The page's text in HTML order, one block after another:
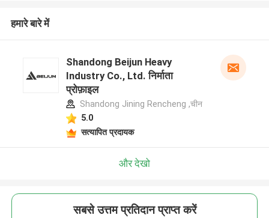
हमारे बारे में
Shandong Beijun Heavy
Industry Co., Ltd. निर्माता
प्रोफ़ाइल
Shandong Jining Rencheng ,चीन
5.0
सत्यापित प्रदायक
और देखो
सबसे उत्तम प्रतिदान प्राप्त करें